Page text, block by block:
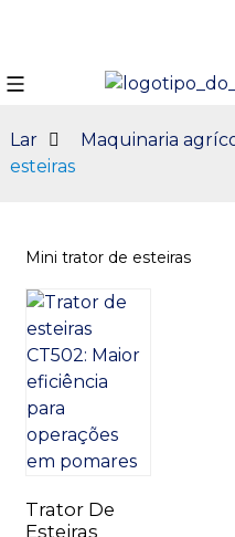
Lar Maquinaria
esteiras
Mini trator de esteiras
Trator De
Esteiras